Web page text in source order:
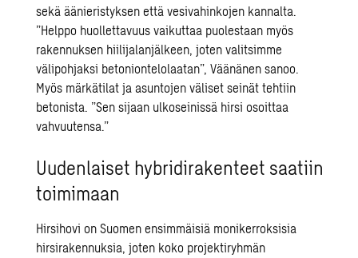
sekä äänieristyksen että vesivahinkojen kannalta.
”Helppo huollettavuus vaikuttaa puolestaan myös
rakennuksen hiilijalanjälkeen, joten valitsimme
välipohjaksi betoniontelolaatan”, Väänänen sanoo.
Myös märkätilat ja asuntojen väliset seinät tehtiin
betonista. ”Sen sijaan ulkoseinissä hirsi osoittaa
vahvuutensa.”
Uudenlaiset hybridirakenteet saatiin
toimimaan
Hirsihovi on Suomen ensimmäisiä monikerroksisia
hirsirakennuksia, joten koko projektiryhmän